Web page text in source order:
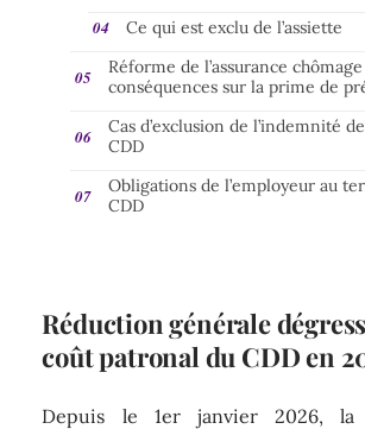
Ce qui est exclu de l’assiette
Réforme de l’assurance
conséquences sur la prime de
Cas d’exclusion de l’indemnité
CDD
Obligations de l’employeur au
CDD
Réduction générale
coût patronal du CDD en
Depuis le 1er janvier 2026, la